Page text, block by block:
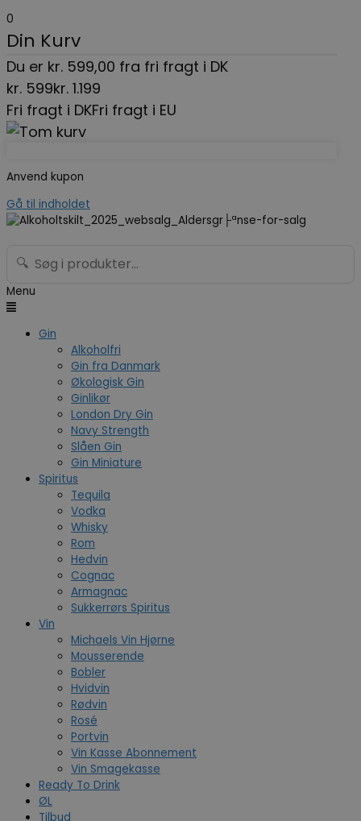
0
Din Kurv
Du er kr. 599,00 fra fri fragt i DK
kr. 599kr. 1.199
Fri fragt i DKFri fragt i EU
Anvend kupon
Gå til indholdet
🔍
Menu
Gin
Alkoholfri
Gin fra Danmark
Økologisk Gin
Ginlikør
London Dry Gin
Navy Strength
Slåen Gin
Gin Miniature
Spiritus
Tequila
Vodka
Whisky
Rom
Hedvin
Cognac
Armagnac
Sukkerrørs Spiritus
Vin
Michaels Vin Hjørne
Mousserende
Bobler
Hvidvin
Rødvin
Rosé
Portvin
Vin Kasse Abonnement
Vin Smagekasse
Ready To Drink
ØL
Tilbud